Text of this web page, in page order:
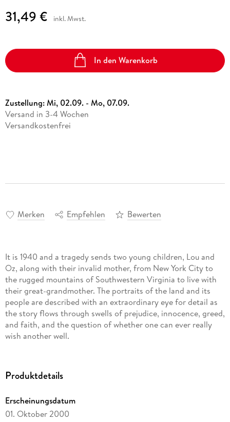
31,49 € inkl. Mwst.
In den Warenkorb
Zustellung:Mi, 02.09. - Mo, 07.09.
Versand in 3-4 Wochen
Versandkostenfrei
Merken Empfehlen Bewerten
It is 1940 and a tragedy sends two young children, Lou and
Oz, along with their invalid mother, from New York City to
the rugged mountains of Southwestern Virginia to live with
their great-grandmother. The portraits of the land and its
people are described with an extraordinary eye for detail as
the story flows through swells of prejudice, innocence, greed,
and faith, and the question of whether one can ever really
wish another well.
Produktdetails
Erscheinungsdatum
01. Oktober 2000